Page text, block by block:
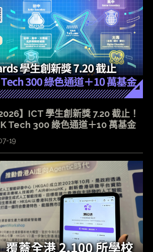
】ICT 學生創新獎 7.20 截止！
Tech 300 綠色通道＋10 萬基金
19